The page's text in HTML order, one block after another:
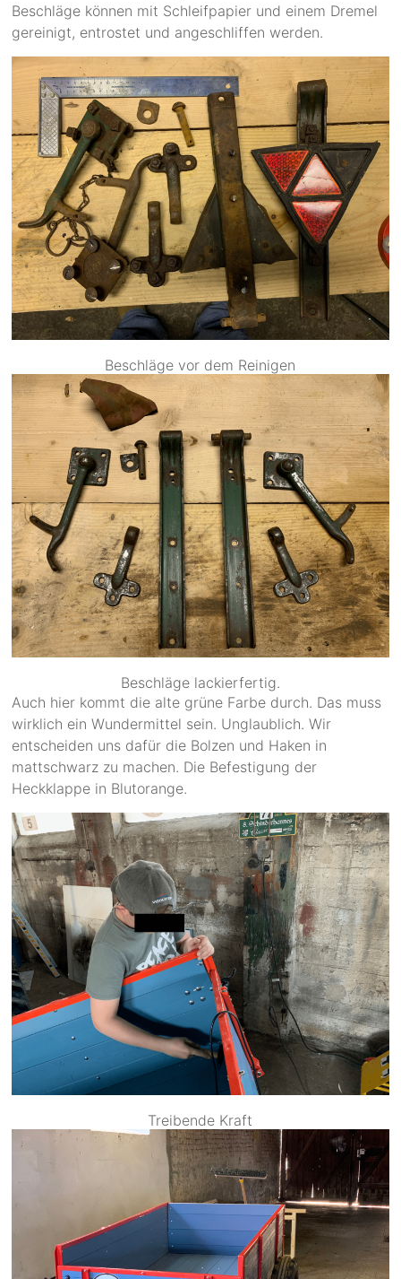
Beschläge können mit Schleifpapier und einem Dremel
gereinigt, entrostet und angeschliffen werden.
Beschläge vor dem Reinigen
Beschläge lackierfertig.
Auch hier kommt die alte grüne Farbe durch. Das muss
wirklich ein Wundermittel sein. Unglaublich. Wir
entscheiden uns dafür die Bolzen und Haken in
mattschwarz zu machen. Die Befestigung der
Heckklappe in Blutorange.
Treibende Kraft